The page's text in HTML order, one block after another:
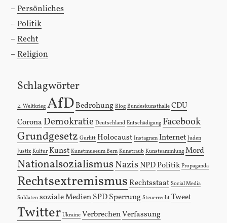
Persönliches
Politik
Recht
Religion
Schlagwörter
2. Weltkrieg AfD Bedrohung Blog Bundeskunsthalle CDU
Corona Demokratie Deutschland Entschädigung Facebook
Grundgesetz Gurlitt Holocaust Instagram Internet Juden
Justiz Kultur Kunst Kunstmuseum Bern Kunstraub Kunstsammlung Mord
NationalsozialismusNazis NPD Politik Propaganda
Rechtsextremismus Rechtsstaat Social Media
Soldaten soziale Medien SPD Sperrung Steuerrecht Tweet
Twitter Ukraine VerbrechenVerfassung